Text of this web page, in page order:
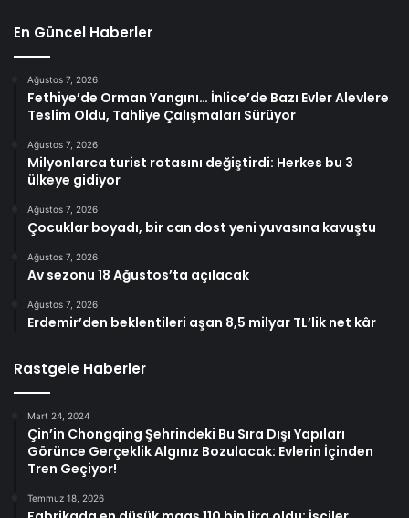
En Güncel Haberler
Ağustos 7, 2026
Fethiye’de Orman Yangını… İnlice’de Bazı Evler Alevlere
Teslim Oldu, Tahliye Çalışmaları Sürüyor
Ağustos 7, 2026
Milyonlarca turist rotasını değiştirdi: Herkes bu 3
ülkeye gidiyor
Ağustos 7, 2026
Çocuklar boyadı, bir can dost yeni yuvasına kavuştu
Ağustos 7, 2026
Av sezonu 18 Ağustos’ta açılacak
Ağustos 7, 2026
Erdemir’den beklentileri aşan 8,5 milyar TL’lik net kâr
Rastgele Haberler
Mart 24, 2024
Çin’in Chongqing Şehrindeki Bu Sıra Dışı Yapıları
Görünce Gerçeklik Algınız Bozulacak: Evlerin İçinden
Tren Geçiyor!
Temmuz 18, 2026